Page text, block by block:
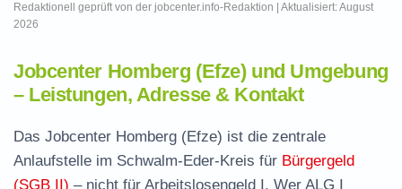
Redaktionell geprüft von der jobcenter.info-Redaktion | Aktualisiert: August
2026
Jobcenter Homberg (Efze) und Umgebung
– Leistungen, Adresse & Kontakt
Das Jobcenter Homberg (Efze) ist die zentrale
Anlaufstelle im Schwalm-Eder-Kreis für Bürgergeld
(SGB II) – nicht für Arbeitslosengeld I. Wer ALG I